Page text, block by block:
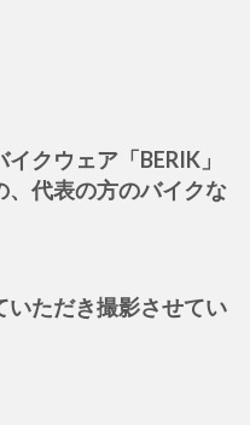
クウェア「BERIK」
、代表の方のバイクな
いただき撮影させてい